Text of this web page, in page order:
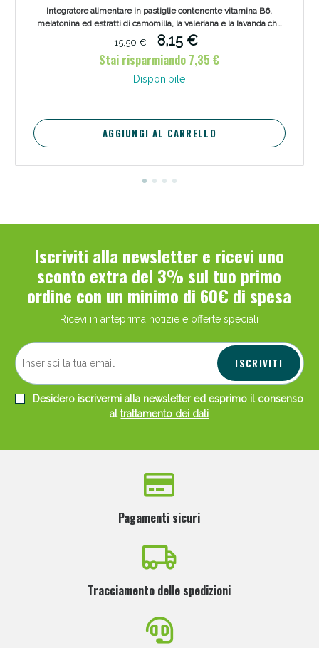
Integratore alimentare in pastiglie contenente vitamina B6,
melatonina ed estratti di camomilla, la valeriana e la lavanda che
aiuta a prendere sonno rapidamente. E' indicato in caso di
insonnia, disturbi del sonno, fatica ad addormentarsi e risvegli
notturni. Efficace anche in caso di jet leg.
15,50 €
8,15 €
Stai risparmiando 7,35 €
Disponibile
AGGIUNGI AL CARRELLO
Iscriviti alla newsletter e ricevi uno
sconto extra del 3% sul tuo primo
ordine con un minimo di 60€ di spesa
Ricevi in anteprima notizie e offerte speciali
ISCRIVITI
Desidero iscrivermi alla newsletter ed esprimo il consenso
altrattamento dei dati
Pagamenti sicuri
Tracciamento delle spedizioni